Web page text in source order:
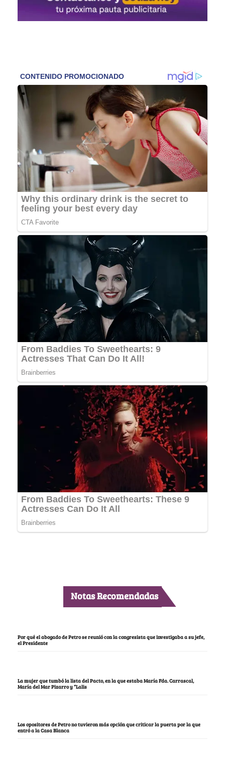
Notas Recomendadas
Por qué el abogado de Petro se reunió con la congresista que investigaba a su jefe,
el Presidente
La mujer que tumbó la lista del Pacto, en la que estaba María Fda. Carrascal,
María del Mar Pizarro y “Lalis
Los opositores de Petro no tuvieron más opción que criticar la puerta por la que
entró a la Casa Blanca